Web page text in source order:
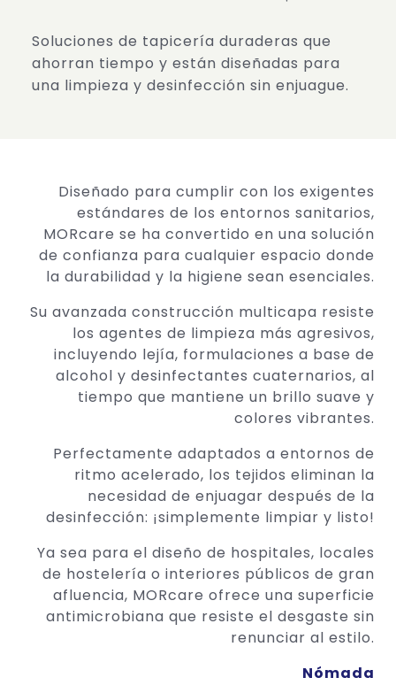
Soluciones de tapicería duraderas que
ahorran tiempo y están diseñadas para
una limpieza y desinfección sin enjuague.
Diseñado para cumplir con los exigentes
estándares de los entornos sanitarios,
MORcare se ha convertido en una solución
de confianza para cualquier espacio donde
la durabilidad y la higiene sean esenciales.
Su avanzada construcción multicapa resiste
los agentes de limpieza más agresivos,
incluyendo lejía, formulaciones a base de
alcohol y desinfectantes cuaternarios, al
tiempo que mantiene un brillo suave y
colores vibrantes.
Perfectamente adaptados a entornos de
ritmo acelerado, los tejidos eliminan la
necesidad de enjuagar después de la
desinfección: ¡simplemente limpiar y listo!
Ya sea para el diseño de hospitales, locales
de hostelería o interiores públicos de gran
afluencia, MORcare ofrece una superficie
antimicrobiana que resiste el desgaste sin
renunciar al estilo.
Nómada